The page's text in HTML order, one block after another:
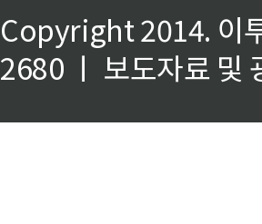
Copyright 2014. 이
2680 ㅣ 보도자료